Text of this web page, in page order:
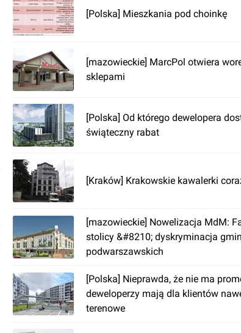
[Polska] Mieszkania pod choinkę
[mazowieckie] MarcPol otwiera
sklepami
[Polska] Od którego dewelopera
świąteczny rabat
[Kraków] Krakowskie kawalerki
[mazowieckie] Nowelizacja MdM:
stolicy &#8210; dyskryminacja
podwarszawskich
[Polska] Nieprawda, że nie ma
deweloperzy mają dla klientów
terenowe